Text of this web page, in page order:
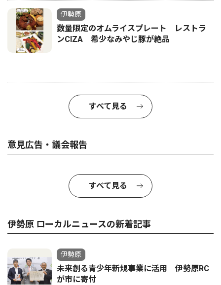
伊勢原
数量限定のオムライスプレート レストラ
ンCIZA 希少なみやじ豚が絶品
すべて見る
意見広告・議会報告
すべて見る
伊勢原 ローカルニュースの新着記事
伊勢原
未来創る青少年新規事業に活用 伊勢原RC
が市に寄付